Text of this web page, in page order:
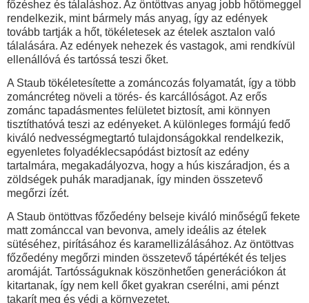
főzéshez és tálaláshoz. Az öntöttvas anyag jobb hőtömeggel
rendelkezik, mint bármely más anyag, így az edények
tovább tartják a hőt, tökéletesek az ételek asztalon való
tálalására. Az edények nehezek és vastagok, ami rendkívül
ellenállóvá és tartóssá teszi őket.
A Staub tökéletesítette a zománcozás folyamatát, így a több
zománcréteg növeli a törés- és karcállóságot. Az erős
zománc tapadásmentes felületet biztosít, ami könnyen
tisztíthatóvá teszi az edényeket. A különleges formájú fedő
kiváló nedvességmegtartó tulajdonságokkal rendelkezik,
egyenletes folyadéklecsapódást biztosít az edény
tartalmára, megakadályozva, hogy a hús kiszáradjon, és a
zöldségek puhák maradjanak, így minden összetevő
megőrzi ízét.
A Staub öntöttvas főzőedény belseje kiváló minőségű fekete
matt zománccal van bevonva, amely ideális az ételek
sütéséhez, pirításához és karamellizálásához. Az öntöttvas
főzőedény megőrzi minden összetevő tápértékét és teljes
aromáját. Tartósságuknak köszönhetően generációkon át
kitartanak, így nem kell őket gyakran cserélni, ami pénzt
takarít meg és védi a környezetet.